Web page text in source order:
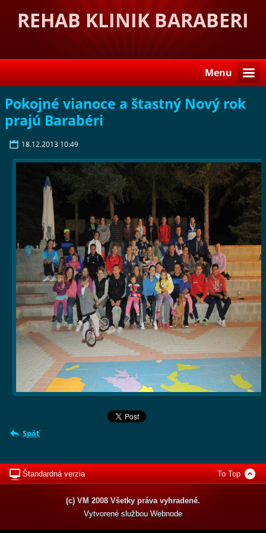
REHAB KLINIK BARABERI
Menu
Pokojné vianoce a štastný Nový rok
prajú Barabéri
18.12.2013 10:49
Späť
Štandardná verzia To Top
(c) VM 2008 Všetky práva vyhradené.
Vytvorené službou Webnode